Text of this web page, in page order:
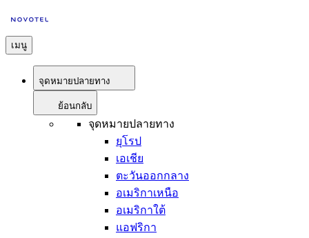
เมนู
จุดหมายปลายทาง
ย้อนกลับ
จุดหมายปลายทาง
ยุโรป
เอเชีย
ตะวันออกกลาง
อเมริกาเหนือ
อเมริกาใต้
แอฟริกา